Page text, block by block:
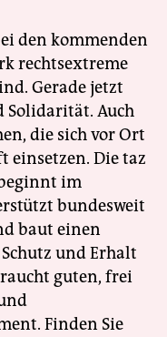
den kommenden
rechtsextreme
Gerade jetzt
Solidarität. Auch
die sich vor Ort
einsetzen. Die taz
im
bundesweit
baut einen
und Erhalt
guten, frei
Finden Sie